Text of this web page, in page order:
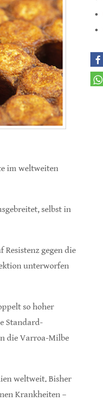
im weltweiten
selbst in
gegen die
unterworfen
so hoher
Standard-
die Varroa-Milbe
weltweit. Bisher
Krankheiten –